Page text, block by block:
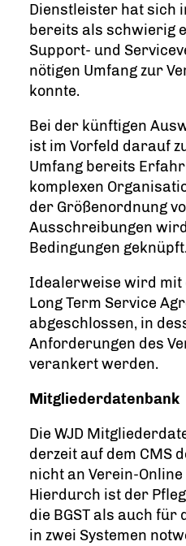
Dienstleister hat sich
bereits als schwierig
Support- und
nötigen Umfang zur
konnte.
Bei der künftigen
ist im Vorfeld darauf
Umfang bereits
komplexen
der Größenordnung
Ausschreibungen
Bedingungen geknüpft.
Idealerweise wird mit
Long Term Service
abgeschlossen, in
Anforderungen des
verankert werden.
Mitgliederdatenbank
Die WJD
derzeit auf dem CMS
nicht an Verein-
Hierdurch ist der
die BGST als auch
in zwei Systemen